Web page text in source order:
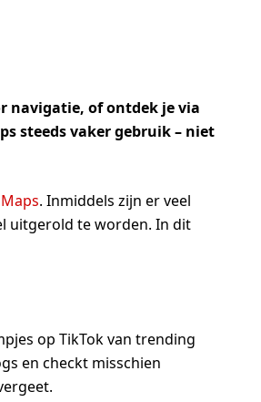
navigatie, of ontdek je via
steeds vaker gebruik – niet
. Inmiddels zijn er veel
uitgerold te worden. In dit
op TikTok van trending
en checkt misschien